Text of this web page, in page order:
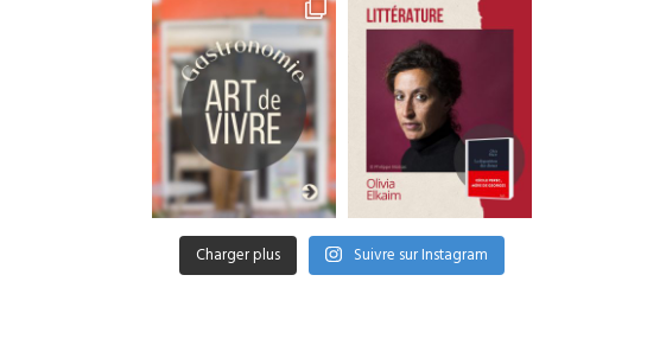
Charger plus Suivre sur Instagram